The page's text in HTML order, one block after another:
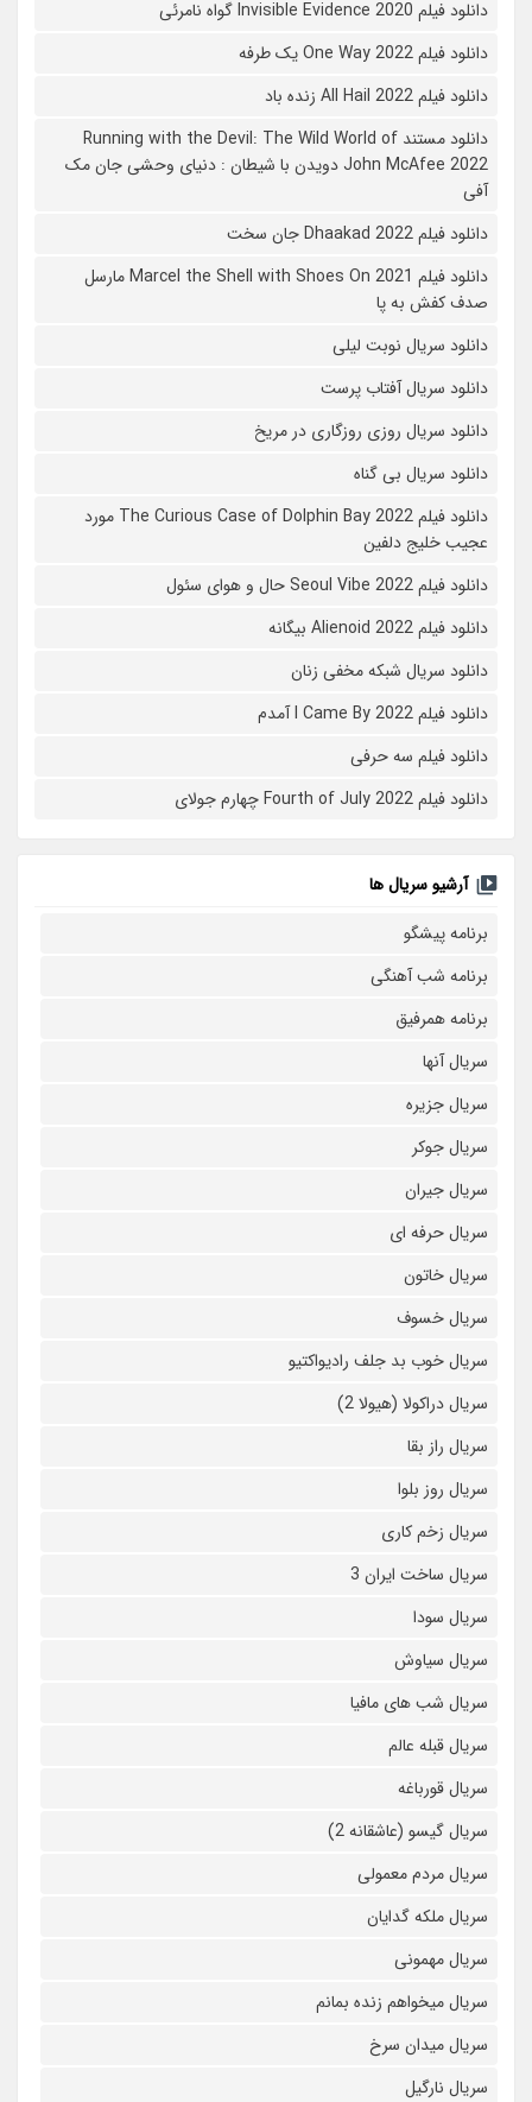
دانلود فیلم 2020 Invisible Evidence گواه نامرئی
دانلود فیلم One Way 2022 یک طرفه
دانلود فیلم All Hail 2022 زنده باد
دانلود مستند Running with the Devil: The Wild World of
John McAfee 2022 دویدن با شیطان : دنیای وحشی جان مک
آفی
دانلود فیلم Dhaakad 2022 جان سخت
دانلود فیلم Marcel the Shell with Shoes On 2021 مارسل
صدف کفش به پا
دانلود سریال نوبت لیلی
دانلود سریال آفتاب پرست
دانلود سریال روزی روزگاری در مریخ
دانلود سریال بی گناه
دانلود فیلم The Curious Case of Dolphin Bay 2022 مورد
عجیب خلیج دلفین
دانلود فیلم Seoul Vibe 2022 حال و هوای سئول
دانلود فیلم Alienoid 2022 بیگانه
دانلود سریال شبکه مخفی زنان
دانلود فیلم I Came By 2022 آمدم
دانلود فیلم سه حرفی
دانلود فیلم Fourth of July 2022 چهارم جولای
آرشیو سریال ها
برنامه پیشگو
برنامه شب آهنگی
برنامه همرفیق
سریال آنها
سریال جزیره
سریال جوکر
سریال جیران
سریال حرفه ای
سریال خاتون
سریال خسوف
سریال خوب بد جلف رادیواکتیو
سریال دراکولا (هیولا 2)
سریال راز بقا
سریال روز بلوا
سریال زخم کاری
سریال ساخت ایران 3
سریال سودا
سریال سیاوش
سریال شب های مافیا
سریال قبله عالم
سریال قورباغه
سریال گیسو (عاشقانه 2)
سریال مردم معمولی
سریال ملکه گدایان
سریال مهمونی
سریال میخواهم زنده بمانم
سریال میدان سرخ
سریال نارگیل